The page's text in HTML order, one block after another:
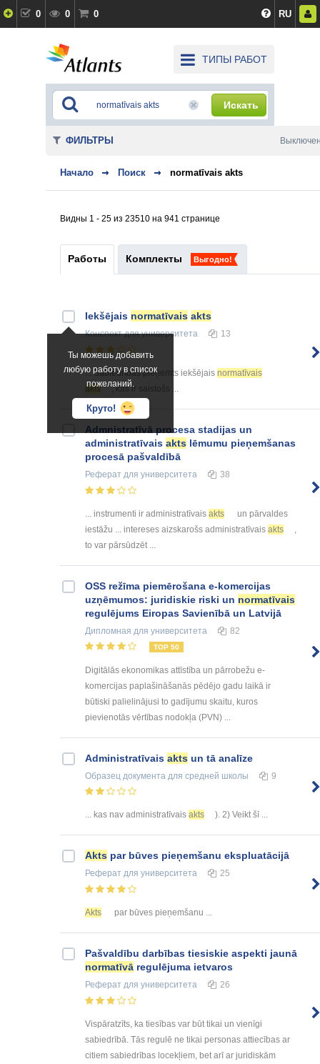
0 0 0 RU
ТИПЫ РАБОТ
Искать
Начало Поиск normatīvais akts
Видны 1 - 25 из 23510 на 941 странице
Работы Комплекты Выгодно!
Ты можешь добавить
любую работу в список
пожеланий.
Круто!
Iekšējais normatīvais akts
Конспектдля университета 13
... Sabiedrības pieņemts iekšējais normatīvais
akts
, kas ir saistošs ...
Admnistratīvā procesa stadijas un
administratīvais akts lēmumu pieņemšanas
procesā pašvaldībā
Реферат для университета 38
... instrumenti ir administratīvais akts
un pārvaldes
iestāžu ... intereses aizskarošs administratīvais akts
to var pārsūdzēt ...
OSS režīma piemērošana e-komercijas
uzņēmumos: juridiskie riski un normatīvais
regulējums Eiropas Savienībā un Latvijā
Дипломная для университета 82
TOP 50
Digitālās ekonomikas attīstība un pārrobežu e-
komercijas paplašināšanās pēdējo gadu laikā ir
būtiski palielinājusi to gadījumu skaitu, kuros
pievienotās vērtības nodokļa (PVN) ...
Administratīvais akts un tā analīze
Образец документа для средней школы 9
... kas nav administratīvais akts ). 2) Veikt šī ...
Akts par būves pieņemšanu ekspluatācijā
Реферат для университета 25
Akts par būves pieņemšanu ...
Pašvaldību darbības tiesiskie aspekti jaunā
normatīvā regulējuma ietvaros
Реферат для университета 26
Vispāratzīts, ka tiesības var būt tikai un vienīgi
sabiedrībā. Tās regulē ne tikai personas attiecības ar
citiem sabiedrības locekļiem, bet arī ar juridiskām
ФИЛЬТРЫ